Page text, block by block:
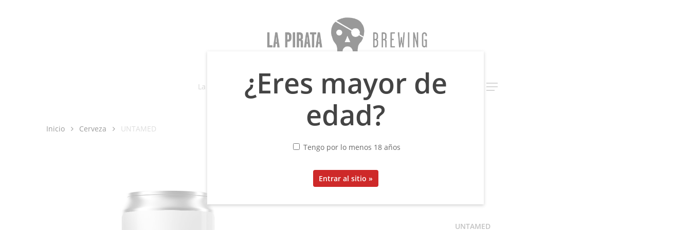
La Pirata Menno Olivier Oblivion Blog Sobre nosotros search Menu
Inicio Cerveza UNTAMED
UNTAMED
5,10€IVA incluido
UNTAMED
¿Eres mayor de
edad?
Tengo por lo menos 18 años